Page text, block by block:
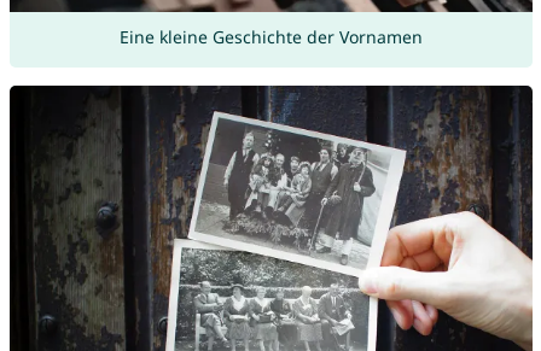
Eine kleine Geschichte der Vornamen